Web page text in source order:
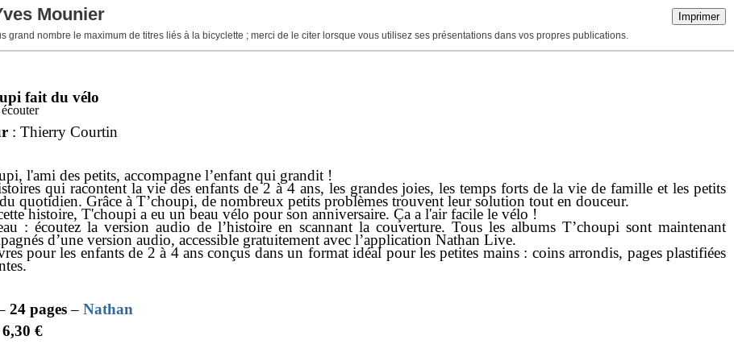
Imprimer
Mounier
nombre le maximum de titres liés à la bicyclette ; merci de le citer lorsque vous utilisez ses présentations dans vos propres publications.
fait du vélo
: Thierry Courtin
l'ami des petits, accompagne l’enfant qui grandit !
qui racontent la vie des enfants de 2 à 4 ans, les grandes joies, les temps forts de la vie de famille et les petits
quotidien. Grâce à T’choupi, de nombreux petits problèmes trouvent leur solution tout en douceur.
histoire, T'choupi a eu un beau vélo pour son anniversaire. Ça a l'air facile le vélo !
: écoutez la version audio de l’histoire en scannant la couverture. Tous les albums T’choupi sont maintenant
d’une version audio, accessible gratuitement avec l’application Nathan Live.
pour les enfants de 2 à 4 ans conçus dans un format idéal pour les petites mains : coins arrondis, pages plastifiées
24 pages– Nathan
€